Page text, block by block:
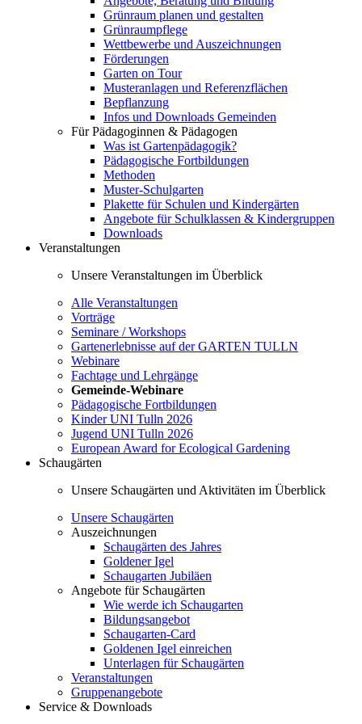
Grünraum planen und gestalten
Grünraumpflege
Wettbewerbe und Auszeichnungen
Förderungen
Garten on Tour
Musteranlagen und Referenzflächen
Bepflanzung
Infos und Downloads Gemeinden
Für Pädagoginnen & Pädagogen
Was ist Gartenpädagogik?
Pädagogische Fortbildungen
Methoden
Muster-Schulgarten
Plakette für Schulen und Kindergärten
Angebote für Schulklassen & Kindergruppen
Downloads
Veranstaltungen
Unsere Veranstaltungen im Überblick
Alle Veranstaltungen
Vorträge
Seminare / Workshops
Gartenerlebnisse auf der GARTEN TULLN
Webinare
Fachtage und Lehrgänge
Gemeinde-Webinare
Pädagogische Fortbildungen
Kinder UNI Tulln 2026
Jugend UNI Tulln 2026
European Award for Ecological Gardening
Schaugärten
Unsere Schaugärten und Aktivitäten im Überblick
Unsere Schaugärten
Auszeichnungen
Schaugärten des Jahres
Goldener Igel
Schaugarten Jubiläen
Angebote für Schaugärten
Wie werde ich Schaugarten
Bildungsangebot
Schaugarten-Card
Goldenen Igel einreichen
Unterlagen für Schaugärten
Veranstaltungen
Gruppenangebote
Service & Downloads